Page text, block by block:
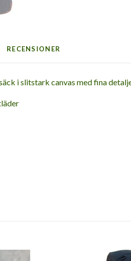
RECENSIONER
i slitstark canvas med fina